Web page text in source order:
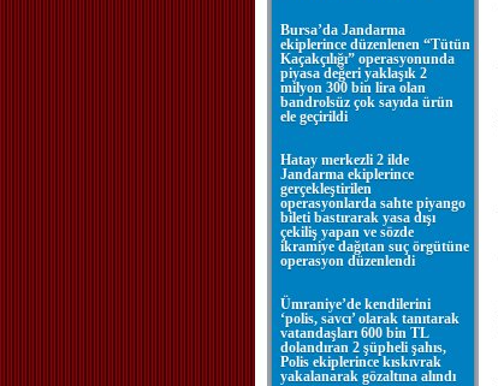
Bursa’da Jandarma
ekiplerince düzenlenen “Tütün
Kaçakçılığı” operasyonunda
piyasa değeri yaklaşık 2
milyon 300 bin lira olan
bandrolsüz çok sayıda ürün
ele geçirildi
Hatay merkezli 2 ilde
Jandarma ekiplerince
gerçekleştirilen
operasyonlarda sahte piyango
bileti bastırarak yasa dışı
çekiliş yapan ve sözde
ikramiye dağıtan suç örgütüne
operasyon düzenlendi
Ümraniye’de kendilerini
‘polis, savcı’ olarak tanıtarak
vatandaşları 600 bin TL
dolandıran 2 şüpheli şahıs,
Polis ekiplerince kıskıvrak
yakalanarak gözaltına alındı